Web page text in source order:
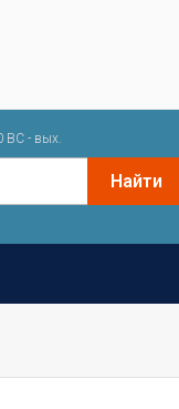
ВС - вых.
Найти